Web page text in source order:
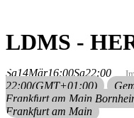
LDMS -
Sa14Mär16:00Sa22:00
22:00(GMT+01:00)
Frankfurt am Main
Frankfurt am Main